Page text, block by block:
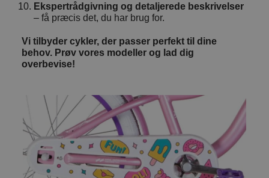
Ekspertrådgivning og detaljerede beskrivelser
– få præcis det, du har brug for.
Vi tilbyder cykler, der passer perfekt til dine
behov. Prøv vores modeller og lad dig
overbevise!